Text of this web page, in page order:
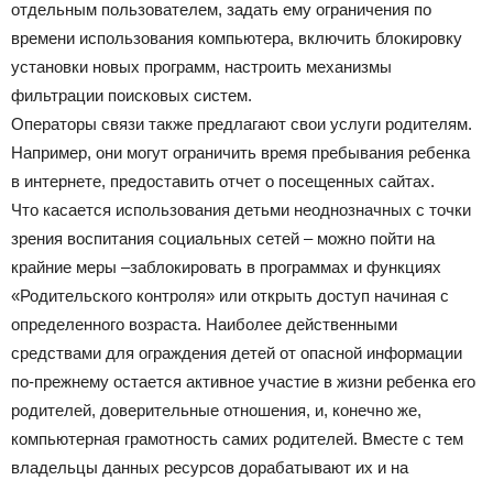
отдельным пользователем, задать ему ограничения по
времени использования компьютера, включить блокировку
установки новых программ, настроить механизмы
фильтрации поисковых систем.
Операторы связи также предлагают свои услуги родителям.
Например, они могут ограничить время пребывания ребенка
в интернете, предоставить отчет о посещенных сайтах.
Что касается использования детьми неоднозначных с точки
зрения воспитания социальных сетей – можно пойти на
крайние меры –заблокировать в программах и функциях
«Родительского контроля» или открыть доступ начиная с
определенного возраста. Наиболее действенными
средствами для ограждения детей от опасной информации
по-прежнему остается активное участие в жизни ребенка его
родителей, доверительные отношения, и, конечно же,
компьютерная грамотность самих родителей. Вместе с тем
владельцы данных ресурсов дорабатывают их и на